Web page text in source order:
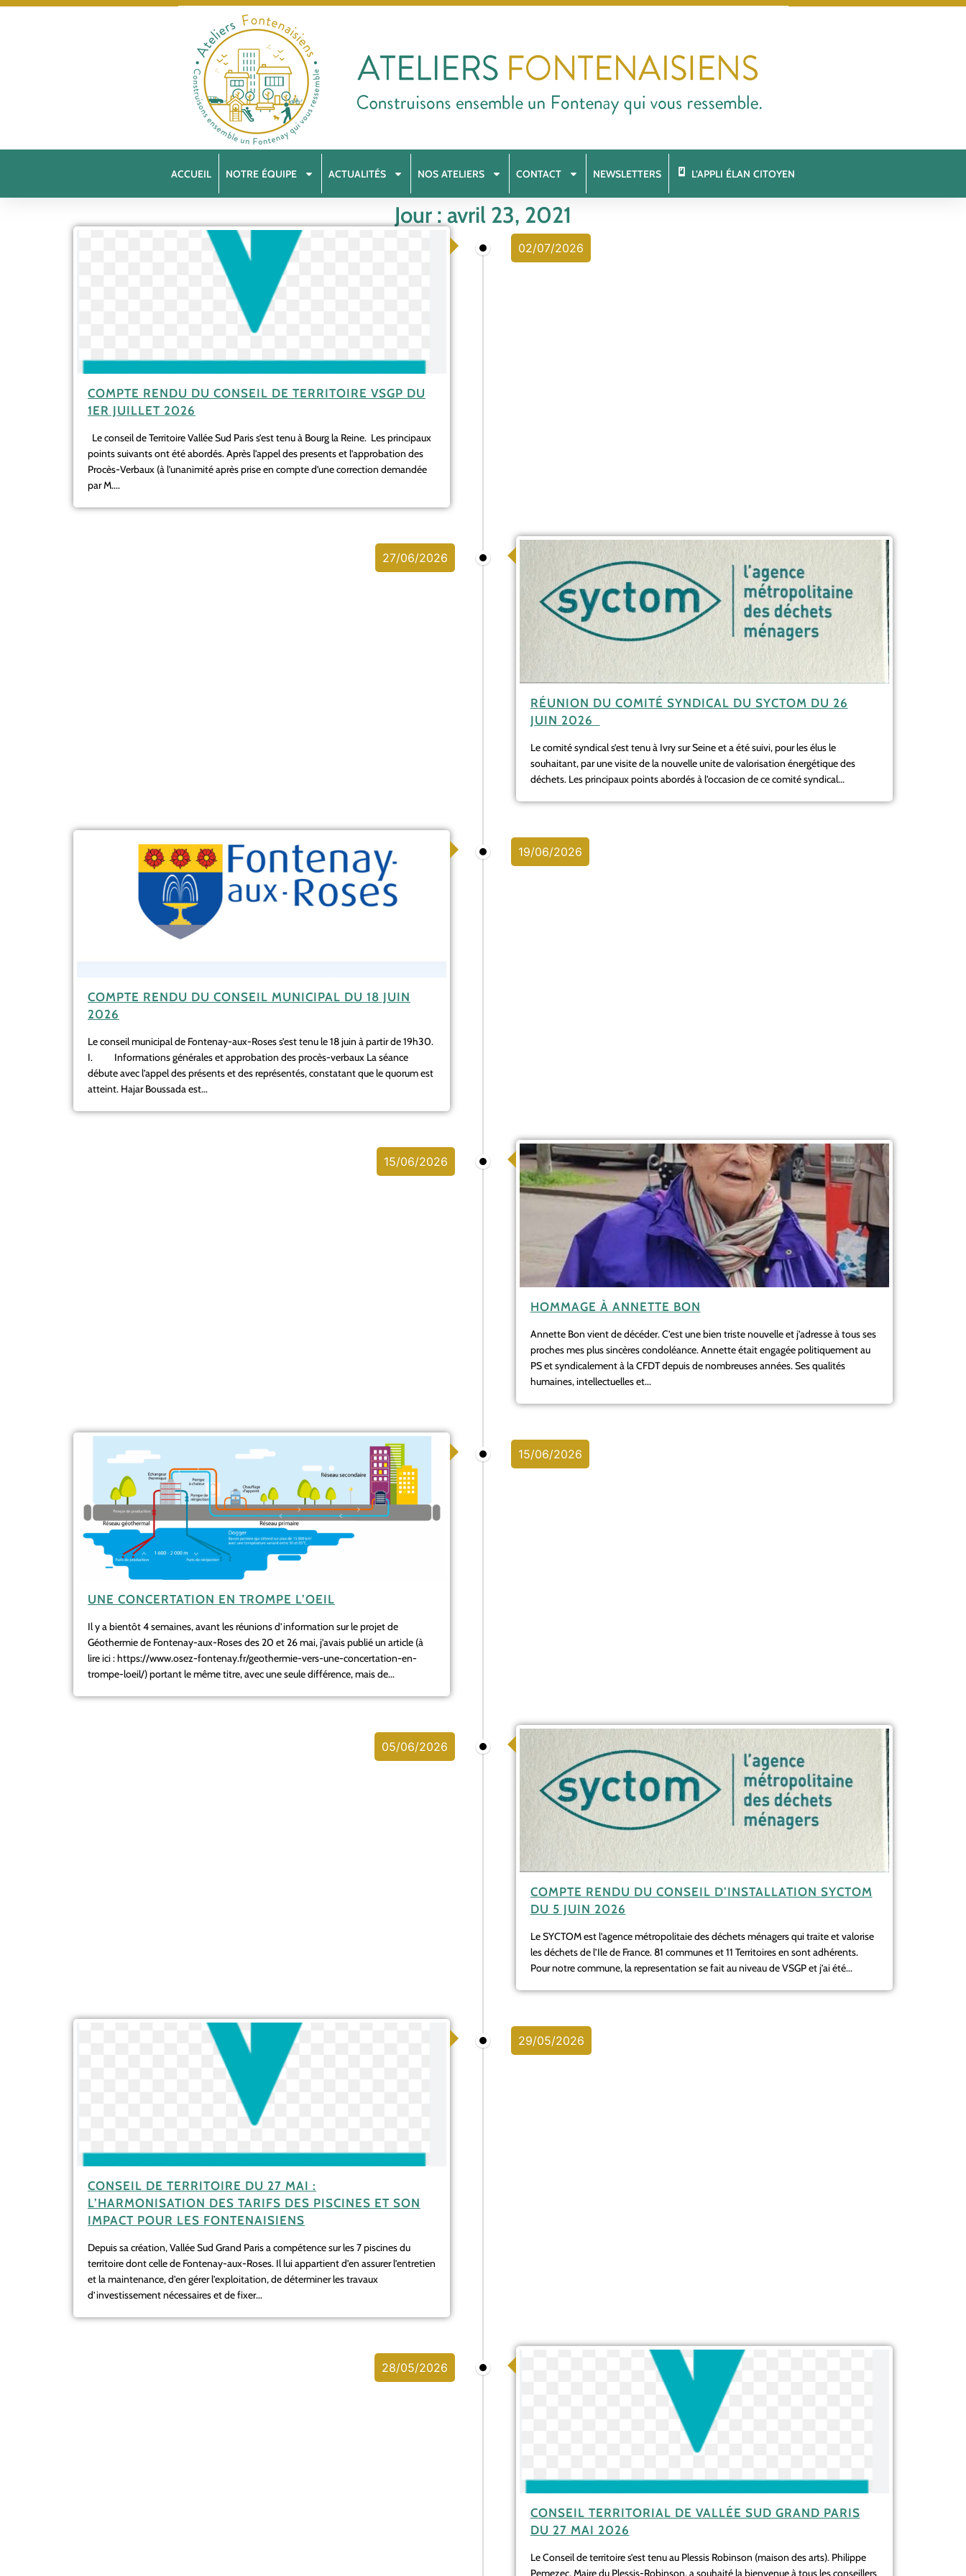
ACCUEIL NOTRE ÉQUIPE ACTUALITÉS NOS ATELIERS CONTACT NEWSLETTERS L’APPLI ÉLAN CITOYEN
Jour : avril 23, 2021
02/07/2026
COMPTE RENDU DU CONSEIL DE TERRITOIRE VSGP DU
1ER JUILLET 2026
Le conseil de Territoire Vallée Sud Paris s’est tenu à Bourg la Reine. Les principaux
points suivants ont été abordés. Après l’appel des presents et l’approbation des
Procès-Verbaux (à l’unanimité après prise en compte d’une correction demandée
par M....
27/06/2026
RÉUNION DU COMITÉ SYNDICAL DU SYCTOM DU 26
JUIN 2026
Le comité syndical s’est tenu à Ivry sur Seine et a été suivi, pour les élus le
souhaitant, par une visite de la nouvelle unite de valorisation énergétique des
déchets. Les principaux points abordés à l’occasion de ce comité syndical...
19/06/2026
COMPTE RENDU DU CONSEIL MUNICIPAL DU 18 JUIN
2026
Le conseil municipal de Fontenay-aux-Roses s’est tenu le 18 juin à partir de 19h30.
I. Informations générales et approbation des procès-verbaux La séance
débute avec l’appel des présents et des représentés, constatant que le quorum est
atteint. Hajar Boussada est...
15/06/2026
HOMMAGE À ANNETTE BON
Annette Bon vient de décéder. C’est une bien triste nouvelle et j’adresse à tous ses
proches mes plus sincères condoléance. Annette était engagée politiquement au
PS et syndicalement à la CFDT depuis de nombreuses années. Ses qualités
humaines, intellectuelles et...
15/06/2026
UNE CONCERTATION EN TROMPE L’OEIL
Il y a bientôt 4 semaines, avant les réunions d’information sur le projet de
Géothermie de Fontenay-aux-Roses des 20 et 26 mai, j’avais publié un article (à
lire ici : https://www.osez-fontenay.fr/geothermie-vers-une-concertation-en-
trompe-loeil/) portant le même titre, avec une seule différence, mais de...
05/06/2026
COMPTE RENDU DU CONSEIL D’INSTALLATION SYCTOM
DU 5 JUIN 2026
Le SYCTOM est l’agence métropolitaie des déchets ménagers qui traite et valorise
les déchets de l’Ile de France. 81 communes et 11 Territoires en sont adhérents.
Pour notre commune, la representation se fait au niveau de VSGP et j’ai été...
29/05/2026
CONSEIL DE TERRITOIRE DU 27 MAI :
L’HARMONISATION DES TARIFS DES PISCINES ET SON
IMPACT POUR LES FONTENAISIENS
Depuis sa création, Vallée Sud Grand Paris a compétence sur les 7 piscines du
territoire dont celle de Fontenay-aux-Roses. Il lui appartient d’en assurer l’entretien
et la maintenance, d’en gérer l’exploitation, de déterminer les travaux
d’investissement nécessaires et de fixer...
28/05/2026
CONSEIL TERRITORIAL DE VALLÉE SUD GRAND PARIS
DU 27 MAI 2026
Le Conseil de territoire s’est tenu au Plessis Robinson (maison des arts). Philippe
Pemezec, Maire du Plessis-Robinson, a souhaité la bienvenue à tous les conseillers